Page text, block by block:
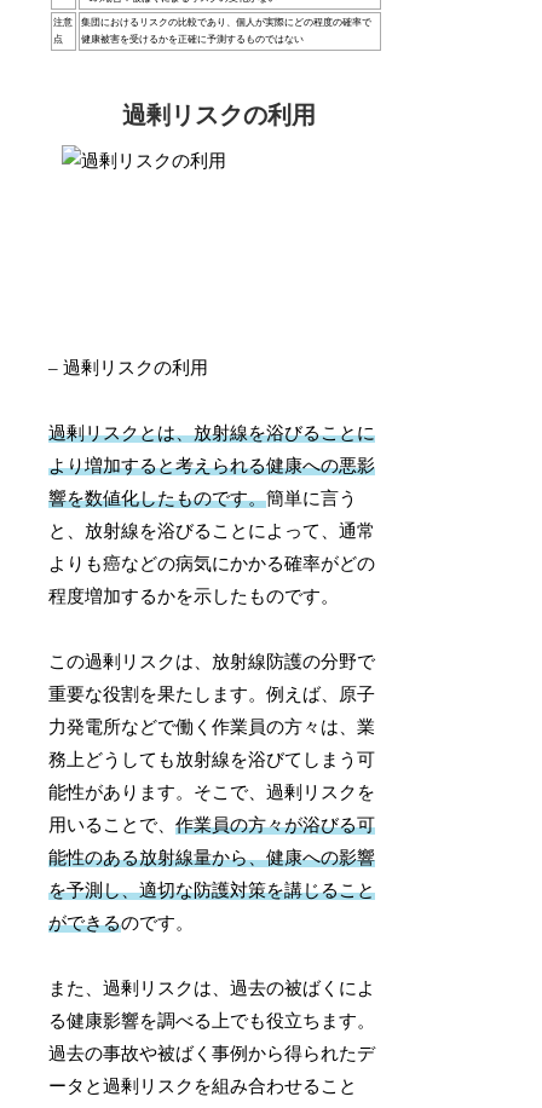
注意
点
集団におけるリスクの比較であり、個人が実際にどの程度の確率で
健康被害を受けるかを正確に予測するものではない
過剰リスクの利用
– 過剰リスクの利用
過剰リスクとは、放射線を浴びることに
より増加すると考えられる健康への悪影
響を数値化したものです。簡単に言う
と、放射線を浴びることによって、通常
よりも癌などの病気にかかる確率がどの
程度増加するかを示したものです。
この過剰リスクは、放射線防護の分野で
重要な役割を果たします。例えば、原子
力発電所などで働く作業員の方々は、業
務上どうしても放射線を浴びてしまう可
能性があります。そこで、過剰リスクを
用いることで、作業員の方々が浴びる可
能性のある放射線量から、健康への影響
を予測し、適切な防護対策を講じること
ができるのです。
また、過剰リスクは、過去の被ばくによ
る健康影響を調べる上でも役立ちます。
過去の事故や被ばく事例から得られたデ
ータと過剰リスクを組み合わせること